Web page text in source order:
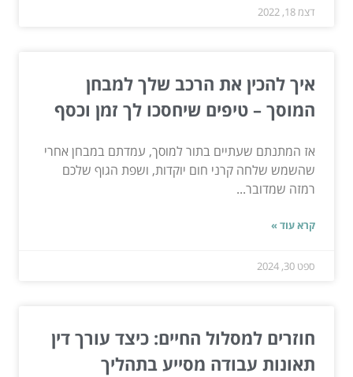
דצמ 18, 2022
איך להכין את הרכב שלך למבחן
המוסך – טיפים שיחסכו לך זמן וכסף
אז המתנתם שעתיים בתור למוסך, עמדתם במבחן אחרי
שהשמש שלחה קרני חום יוקדות, ושפת הגוף שלכם
רמזה שמדובר...
קרא עוד »
ספט 30, 2024
חוזרים למסלול החיים: כיצד עורך דין
תאונות עבודה מסייע בתהליך